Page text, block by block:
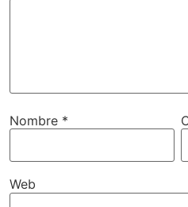
Nombre *
Web